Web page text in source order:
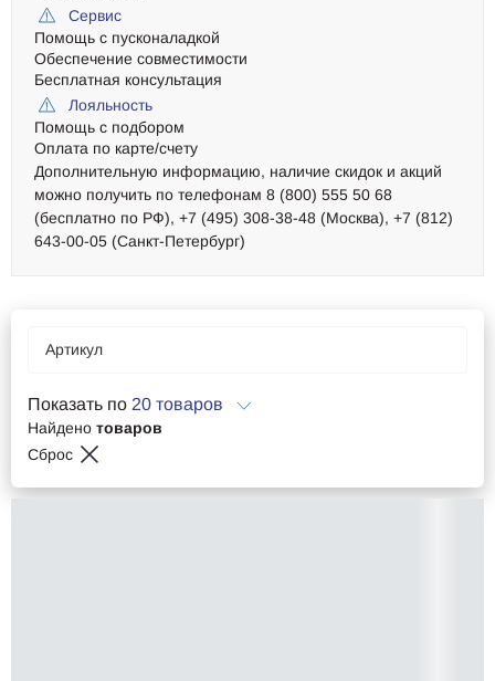
Сервис
Помощь с пусконаладкой
Обеспечение совместимости
Бесплатная консультация
Лояльность
Помощь с подбором
Оплата по карте/счету
Дополнительную информацию, наличие скидок и акций
можно получить по телефонам 8 (800) 555 50 68
(бесплатно по РФ), +7 (495) 308-38-48 (Москва), +7 (812)
643-00-05 (Санкт-Петербург)
Артикул
Показать по 20 товаров
Найдено товаров
Сброс